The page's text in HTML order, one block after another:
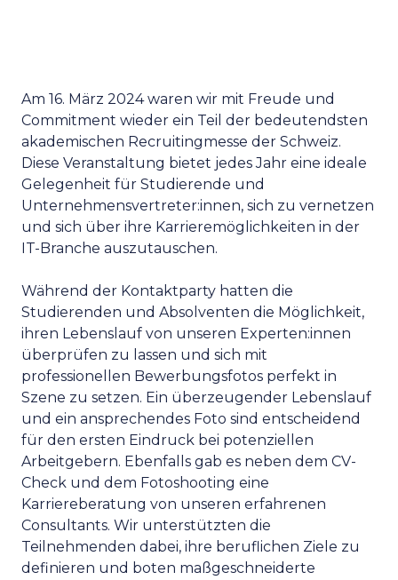
Am 16. März 2024 waren wir mit Freude und
Commitment wieder ein Teil der bedeutendsten
akademischen Recruitingmesse der Schweiz.
Diese Veranstaltung bietet jedes Jahr eine ideale
Gelegenheit für Studierende und
Unternehmensvertreter:innen, sich zu vernetzen
und sich über ihre Karrieremöglichkeiten in der
IT-Branche auszutauschen.
Während der Kontaktparty hatten die
Studierenden und Absolventen die Möglichkeit,
ihren Lebenslauf von unseren Experten:innen
überprüfen zu lassen und sich mit
professionellen Bewerbungsfotos perfekt in
Szene zu setzen. Ein überzeugender Lebenslauf
und ein ansprechendes Foto sind entscheidend
für den ersten Eindruck bei potenziellen
Arbeitgebern. Ebenfalls gab es neben dem CV-
Check und dem Fotoshooting eine
Karriereberatung von unseren erfahrenen
Consultants. Wir unterstützten die
Teilnehmenden dabei, ihre beruflichen Ziele zu
definieren und boten maßgeschneiderte